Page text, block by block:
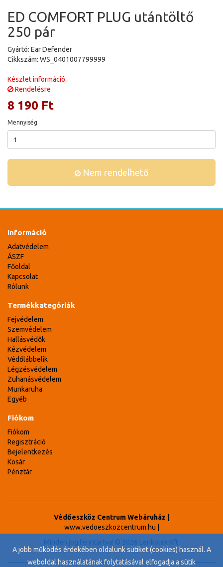
ED COMFORT PLUG utántöltő
250 pár
Gyártó: Ear Defender
Cikkszám: WS_0401007799999
Készlet információ:
Rendelésre
8 190 Ft
Mennyiség
Nem rendelhető
Információ
Adatvédelem
ÁSZF
Főoldal
Kapcsolat
Rólunk
Termékkategóriák
Fejvédelem
Szemvédelem
Hallásvédők
Kézvédelem
Védőlábbelik
Légzésvédelem
Zuhanásvédelem
Munkaruha
Egyéb
Fiókom
Fiókom
Regisztráció
Bejelentkezés
Kosár
Pénztár
Védőeszköz Centrum Webáruház
www.vedoeszkozcentrum.hu
Minden jog fenntartva! © 2026 Lenkolex Kft.
A jobb működés érdekében oldalunk sütiket (cookies) használ. A
weboldal használatának folytatásával elfogadja a sütik